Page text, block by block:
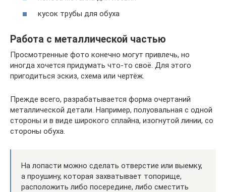
кусок трубы для обуха
Работа с металлической частью
Просмотренные фото конечно могут привлечь, но
иногда хочется придумать что-то своё. Для этого
пригодиться эскиз, схема или чертёж.
Прежде всего, разрабатывается форма очертаний
металлической детали. Например, полуовальная с одной
стороны и в виде широкого сплайна, изогнутой линии, со
стороны обуха.
На лопасти можно сделать отверстие или выемку,
а проушину, которая захватывает топорище,
расположить либо посередине, либо сместить